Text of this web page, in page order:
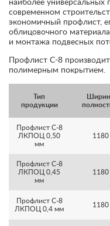
наиболее
современном
экономичный профлист,
облицовочного
и монтажа подвесных
Профлист С-8
полимерным покрытием.
Тип
продукции
Профлист С-8
ЛКПОЦ 0,50
мм
1180
Профлист С-8
ЛКПОЦ 0,45
мм
1180
Профлист С-8
ЛКПОЦ 0,4 мм
1180